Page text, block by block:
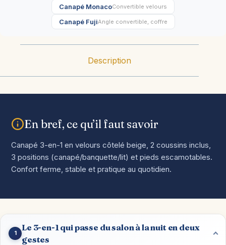
Canapé MonacoConvertible velours
Canapé FujiAngle convertible, coffre
Description
En bref, ce qu’il faut savoir
Canapé 3-en-1 en velours côtelé beige, 2 coussins inclus,
3 positions (canapé/banquette/lit) et pieds escamotables.
Confort ferme, stable et pratique au quotidien.
1
Le 3-en-1 qui passe du salon à la nuit en deux
gestes